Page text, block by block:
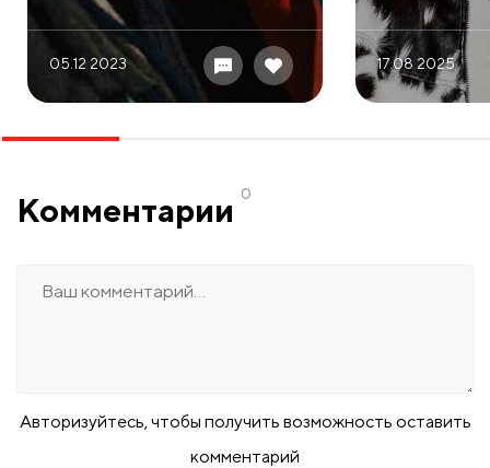
05.12 2023 17.08 2025
Комментарии 0
Авторизуйтесь, чтобы получить возможность оставить
комментарий